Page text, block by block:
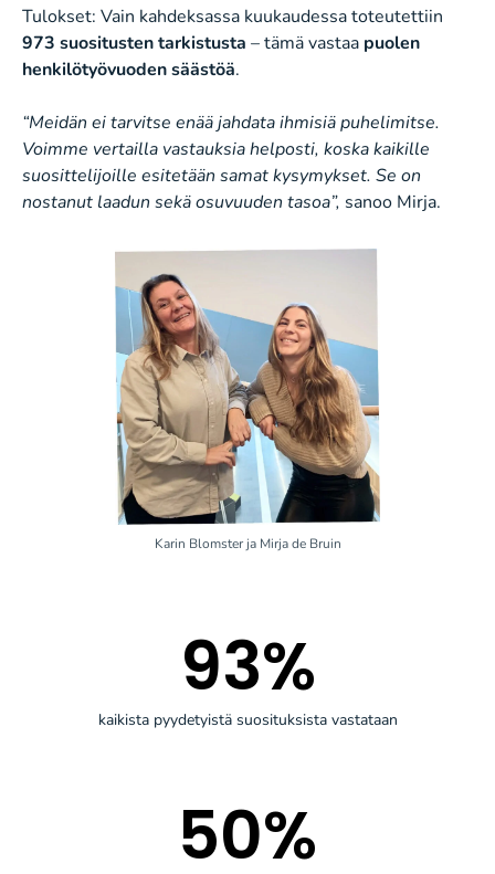
Tulokset: Vain kahdeksassa kuukaudessa toteutettiin
973 suositusten tarkistusta – tämä vastaa puolen
henkilötyövuoden säästöä.
“Meidän ei tarvitse enää jahdata ihmisiä puhelimitse.
Voimme vertailla vastauksia helposti, koska kaikille
suosittelijoille esitetään samat kysymykset. Se on
nostanut laadun sekä osuvuuden tasoa”, sanoo Mirja.
Karin Blomster ja Mirja de Bruin
93%
kaikista pyydetyistä suosituksista vastataan
50%